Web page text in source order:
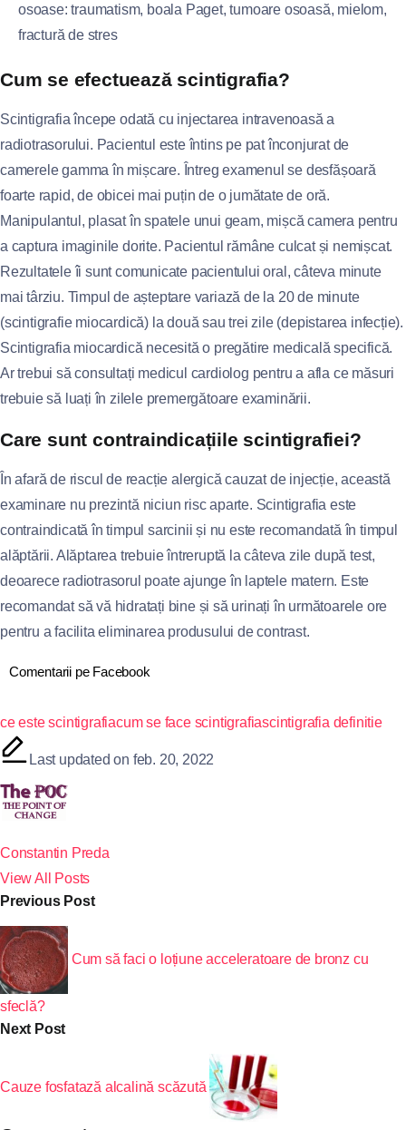
osoase: traumatism, boala Paget, tumoare osoasă, mielom,
fractură de stres
Cum se efectuează scintigrafia?
Scintigrafia începe odată cu injectarea intravenoasă a
radiotrasorului. Pacientul este întins pe pat înconjurat de
camerele gamma în mișcare. Întreg examenul se desfășoară
foarte rapid, de obicei mai puțin de o jumătate de oră.
Manipulantul, plasat în spatele unui geam, mișcă camera pentru
a captura imaginile dorite. Pacientul rămâne culcat și nemișcat.
Rezultatele îi sunt comunicate pacientului oral, câteva minute
mai târziu. Timpul de așteptare variază de la 20 de minute
(scintigrafie miocardică) la două sau trei zile (depistarea infecție).
Scintigrafia miocardică necesită o pregătire medicală specifică.
Ar trebui să consultați medicul cardiolog pentru a afla ce măsuri
trebuie să luați în zilele premergătoare examinării.
Care sunt contraindicațiile scintigrafiei?
În afară de riscul de reacție alergică cauzat de injecție, această
examinare nu prezintă niciun risc aparte. Scintigrafia este
contraindicată în timpul sarcinii și nu este recomandată în timpul
alăptării. Alăptarea trebuie întreruptă la câteva zile după test,
deoarece radiotrasorul poate ajunge în laptele matern. Este
recomandat să vă hidratați bine și să urinați în următoarele ore
pentru a facilita eliminarea produsului de contrast.
Comentarii pe Facebook
ce este scintigrafiacum se face scintigrafiascintigrafia definitie
Last updated on feb. 20, 2022
Constantin Preda
View All Posts
Previous Post
Cum să faci o loțiune acceleratoare de bronz cu
sfeclă?
Next Post
Cauze fosfatază alcalină scăzută